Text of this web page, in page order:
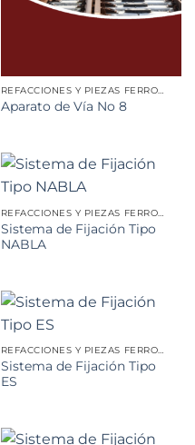
REFACCIONES Y PIEZAS FERROVIARIAS
Aparato de Vía No 8
REFACCIONES Y PIEZAS FERROVIARIAS
Sistema de Fijación Tipo
NABLA
REFACCIONES Y PIEZAS FERROVIARIAS
Sistema de Fijación Tipo
ES